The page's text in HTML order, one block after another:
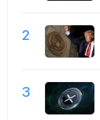
2
3